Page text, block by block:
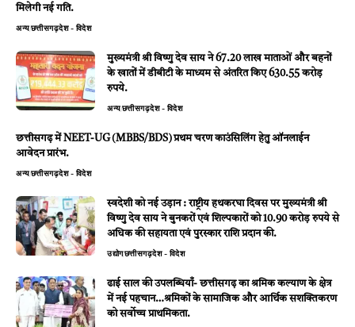
मिलेगी नई गति.
अन्यछत्तीसगढ़देश - विदेश
मुख्यमंत्री श्री विष्णु देव साय ने 67.20 लाख माताओं और बहनों
के खातों में डीबीटी के माध्यम से अंतरित किए 630.55 करोड़
रुपये.
अन्यछत्तीसगढ़देश - विदेश
छत्तीसगढ़ में NEET-UG (MBBS/BDS) प्रथम चरण काउंसिलिंग हेतु ऑनलाईन
आवेदन प्रारंभ.
अन्यछत्तीसगढ़देश - विदेश
स्वदेशी को नई उड़ान : राष्ट्रीय हथकरघा दिवस पर मुख्यमंत्री श्री
विष्णु देव साय ने बुनकरों एवं शिल्पकारों को 10.90 करोड़ रुपये से
अधिक की सहायता एवं पुरस्कार राशि प्रदान की.
उद्योगछत्तीसगढ़देश - विदेश
ढाई साल की उपलब्धियाँ- छत्तीसगढ़ का श्रमिक कल्याण के क्षेत्र
में नई पहचान…श्रमिकों के सामाजिक और आर्थिक सशक्तिकरण
को सर्वाेच्च प्राथमिकता.